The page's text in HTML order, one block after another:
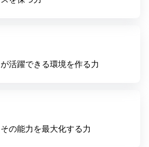
活躍できる環境を作る力
の能力を最大化する力